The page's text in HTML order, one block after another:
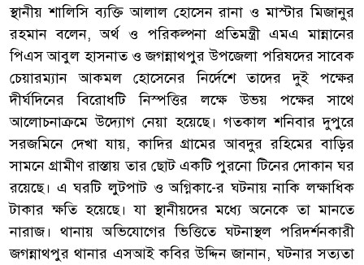
স্থানীয় শালিসি ব্যক্তি আলাল হোসেন রানা ও মাস্টার মিজানুর
রহমান বলেন, অর্থ ও পরিকল্পনা প্রতিমন্ত্রী এমএ মান্নানের
পিএস আবুল হাসনাত ও জগন্নাথপুর উপজেলা পরিষদের সাবেক
চেয়ারম্যান আকমল হোসেনের নির্দেশে তাদের দুই পক্ষের
দীর্ঘদিনের বিরোধটি নিস্পত্তির লক্ষে উভয় পক্ষের সাথে
আলোচনাক্রমে উদ্যোগ নেয়া হয়েছে। গতকাল শনিবার দুপুরে
সরজমিনে দেখা যায়, কাদির গ্রামের আবদুর রহিমের বাড়ির
সামনে গ্রামীণ রাস্তায় তার ছোট একটি পুরনো টিনের দোকান ঘর
রয়েছে। এ ঘরটি লুটপাট ও অগ্নিকা-ের ঘটনায় নাকি লক্ষাধিক
টাকার ক্ষতি হয়েছে। যা স্থানীয়দের মধ্যে অনেকে তা মানতে
নারাজ। থানায় অভিযোগের ভিত্তিতে ঘটনাস্থল পরিদর্শনকারী
জগন্নাথপুর থানার এসআই কবির উদ্দিন জানান, ঘটনার সত্যতা